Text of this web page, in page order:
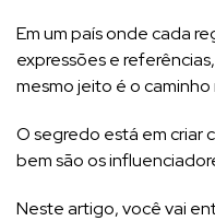
Em um país onde cada
expressões e
mesmo jeito é o
O segredo está em criar
bem são os
Neste artigo, você vai